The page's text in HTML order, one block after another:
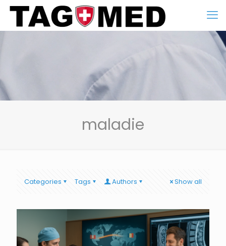
maladie
Categories Tags Authors Show all